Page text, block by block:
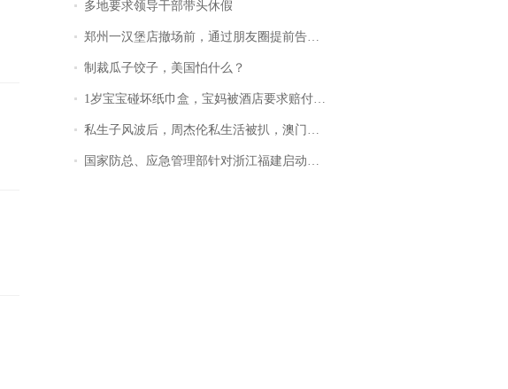
多地要求领导干部带头休假
郑州一汉堡店撤场前，通过朋友圈提前告知逐一退费，有顾客仅剩1元也全被退回，分文不少；顾客：言而有信，让人感动
制裁瓜子饺子，美国怕什么？
1岁宝宝碰坏纸巾盒，宝妈被酒店要求赔付924元！三亚一酒店回复：骨瓷定制！网友一查价格，吵翻了
私生子风波后，周杰伦私生活被扒，澳门输10亿传闻早已经水落石出
国家防总、应急管理部针对浙江福建启动防汛防台风四级应急响应